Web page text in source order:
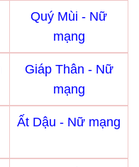
Quý Mùi - Nữ
mạng
Giáp Thân - Nữ
mạng
Ất Dậu - Nữ mạng